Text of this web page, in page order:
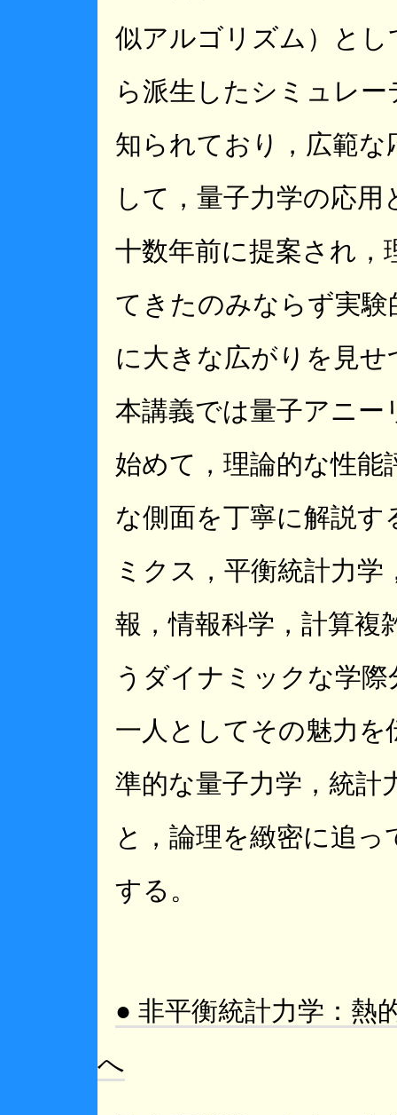
似アルゴリズム）と
ら派生したシミュレ
知られており，広範
して，量子力学の応
十数年前に提案され，
てきたのみならず実
に大きな広がりを見せ
本講義では量子アニ
始めて，理論的な性
な側面を丁寧に解説す
ミクス，平衡統計力
報，情報科学，計算複
うダイナミックな学
一人としてその魅力
準的な量子力学，統計
と，論理を緻密に追
する。
● 非平衡統計力学：熱
へ